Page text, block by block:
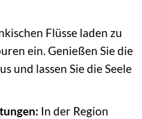
Flüsse laden zu
ein. Genießen Sie die
und lassen Sie die Seele
In der Region